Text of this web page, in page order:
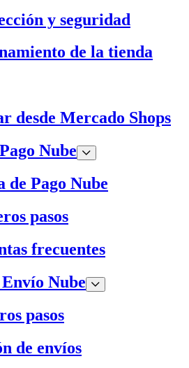
y seguridad
de la tienda
desde Mercado Shops
Nube
de Pago Nube
pasos
frecuentes
Nube
pasos
de envíos